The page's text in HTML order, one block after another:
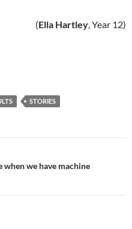
(Ella Hartley, Year 12)
STORIES
we have machine